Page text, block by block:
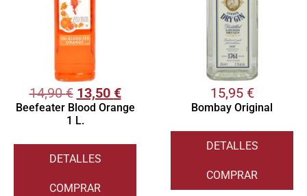
14,90€ 13,50 €
Beefeater Blood Orange
1 L.
DETALLES
COMPRAR
15,95 €
Bombay Original
DETALLES
COMPRAR